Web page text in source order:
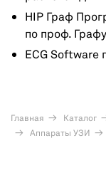
HIP Граф
по проф.
ECG Software
Главная Каталог
Аппараты УЗИ